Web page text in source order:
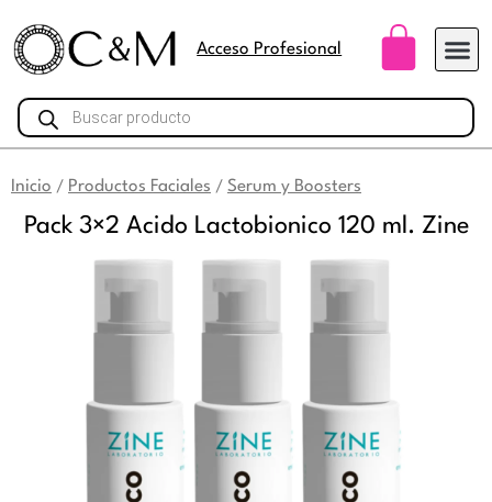
contenido
Acceso Profesional
Búsqueda
de
productos
Inicio / Productos Faciales / Serum y Boosters
Pack 3×2 Acido Lactobionico 120 ml. Zine